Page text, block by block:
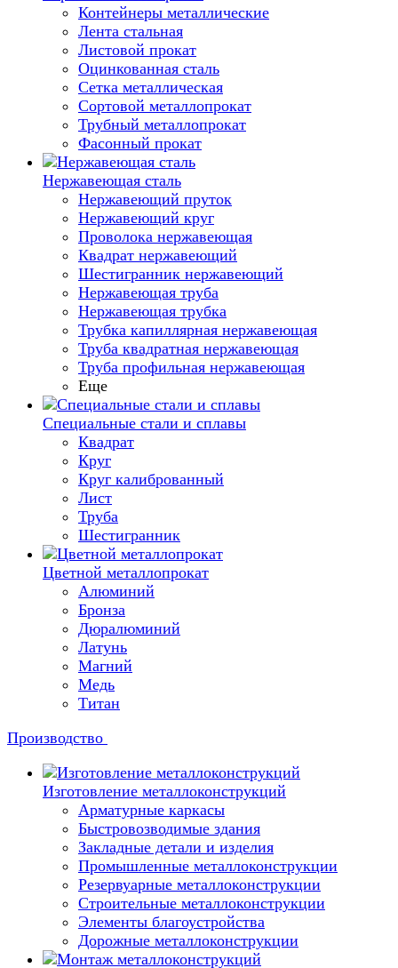
Контейнеры металлические
Лента стальная
Листовой прокат
Оцинкованная сталь
Сетка металлическая
Сортовой металлопрокат
Трубный металлопрокат
Фасонный прокат
Нержавеющая сталь
Нержавеющий пруток
Нержавеющий круг
Проволока нержавеющая
Квадрат нержавеющий
Шестигранник нержавеющий
Нержавеющая труба
Нержавеющая трубка
Трубка капиллярная нержавеющая
Труба квадратная нержавеющая
Труба профильная нержавеющая
Еще
Специальные стали и сплавы
Квадрат
Круг
Круг калиброванный
Лист
Труба
Шестигранник
Цветной металлопрокат
Алюминий
Бронза
Дюралюминий
Латунь
Магний
Медь
Титан
Производство
Изготовление металлоконструкций
Арматурные каркасы
Быстровозводимые здания
Закладные детали и изделия
Промышленные металлоконструкции
Резервуарные металлоконструкции
Строительные металлоконструкции
Элементы благоустройства
Дорожные металлоконструкции